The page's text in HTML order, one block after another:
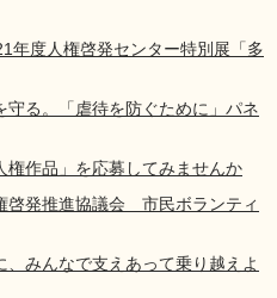
年度人権啓発センター特別展「多
守る。「虐待を防ぐために」パネ
権作品」を応募してみませんか
啓発推進協議会 市民ボランティ
、みんなで支えあって乗り越えよ